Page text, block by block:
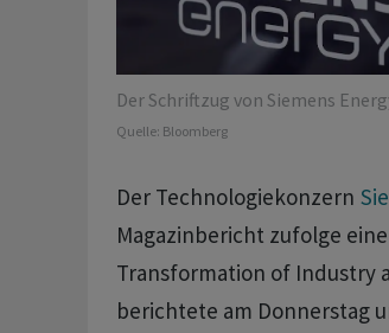
Der Schriftzug von Siemens
Quelle: Bloomberg
Der Technologiekonzern
Magazinbericht zufolge
Transformation of Industry
berichtete am Donnerstag